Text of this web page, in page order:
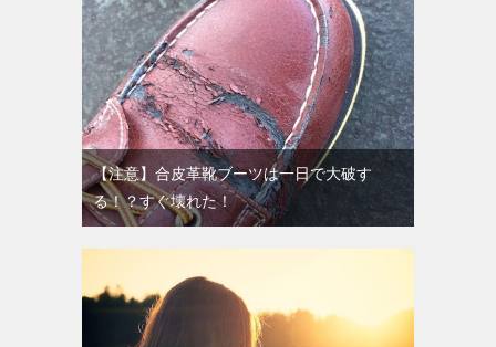
【注意】合皮革靴ブーツは一日で大破す
る！？すぐ壊れた！